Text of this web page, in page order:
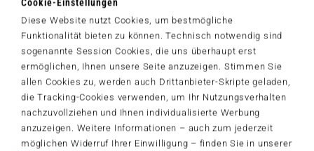
Diese Website nutzt Cookies, um bestmögliche
Funktionalität bieten zu können. Technisch notwendig sind
sogenannte Session Cookies, die uns überhaupt erst
ermöglichen, Ihnen unsere Seite anzuzeigen. Stimmen Sie
allen Cookies zu, werden auch Drittanbieter-Skripte geladen,
die Tracking-Cookies verwenden, um Ihr Nutzungsverhalten
nachzuvollziehen und Ihnen individualisierte Werbung
anzuzeigen. Weitere Informationen – auch zum jederzeit
möglichen Widerruf Ihrer Einwilligung – finden Sie in unserer
Artikelnummer: 42666
© Helle Freude GmbH & Co. KG
Der Schmidt-Spiele-Newsletter
Jetzt anmelden und 5€ Willkommensrabatt sichern
Bleiben Sie auf dem Laufenden zu Neuheiten, Trends und aktuellen
Themen rund um Schmidt® Spiele – und sichern Sie sich einen
Willkommensgutschein in Höhe von 5€ für Ihren nächsten Einkauf im